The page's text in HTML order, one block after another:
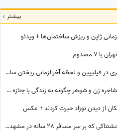
بیشتر
ژاپن و ریزش ساختمان‌ها + ویدئو
مصدوم
ببینید؛ وقوع زلزله بی‌سابقه 8.2 ریشتری در فیلیپین و لحظه آخرالزمانی ریختن ساختمان‌ها + فیلم
راز آشپزخانه خونین در جنوب تهران؛ مشاجره زن و شوهر چگونه به زندگی با جنازه همسر ختم شد؟
از دیدن نوزاد حیرت کردند + عکس
تصاویر 14 روز شکنجه در کمد؛ بلای وحشتناکی که بر سر مسافر 28 ساله در مشهد آوردند + جزئیات ماجرا